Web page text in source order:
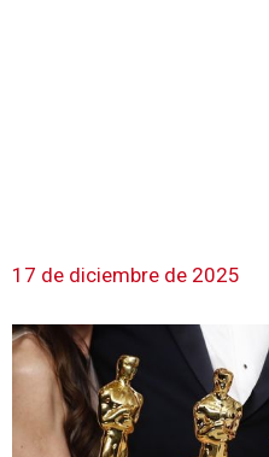
17 de diciembre de 2025